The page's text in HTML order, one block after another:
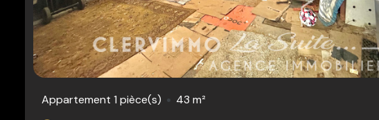
Appartement 1 pièce(s) 43 m²